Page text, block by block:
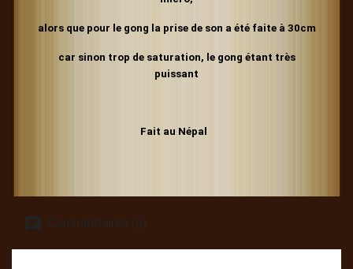
alors que pour le gong la prise de son a été faite à 30cm
car sinon trop de saturation, le gong étant très
puissant
Fait au Népal
Commentaires (0)